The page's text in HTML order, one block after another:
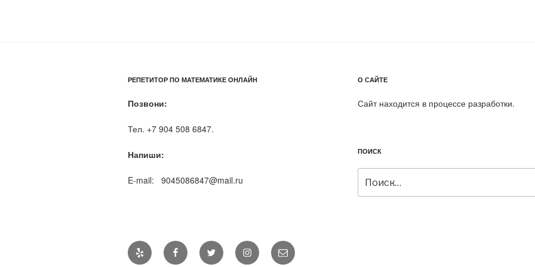
РЕПЕТИТОР ПО МАТЕМАТИКЕ ОНЛАЙН
Позвони:
Тел. +7 904 508 6847.
Напиши:
E-mail: 9045086847@mail.ru
О САЙТЕ
Сайт находится в процессе разработки.
ПОИСК
Yelp FacebookTwitter InstagramEmail